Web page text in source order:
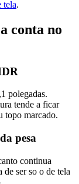
tela.
conta no
polegadas.
tende a ficar
topo marcado.
pesa
continua
de ser so o de tela